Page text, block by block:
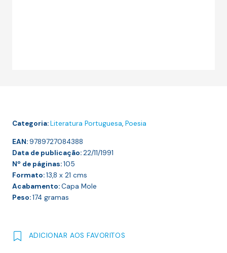
Categoria:Literatura Portuguesa, Poesia
EAN:9789727084388
Data de publicação:22/11/1991
Nº de páginas:105
Formato:13,8 x 21 cms
Acabamento:Capa Mole
Peso:174 gramas
ADICIONAR AOS FAVORITOS